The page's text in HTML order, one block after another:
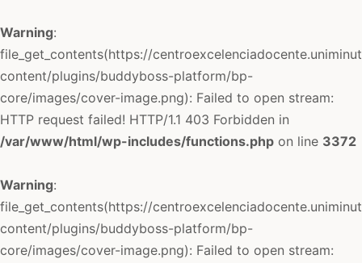
Warning:
file_get_contents(https://
content/plugins/buddyboss-platform/bp-
core/images/cover-image.png): Failed to open stream:
HTTP request failed! HTTP/1.1 403 Forbidden in
/var/www/html/wp-includes/functions.php on line 3372
Warning:
file_get_contents(https://
content/plugins/buddyboss-platform/bp-
core/images/cover-image.png): Failed to open stream: